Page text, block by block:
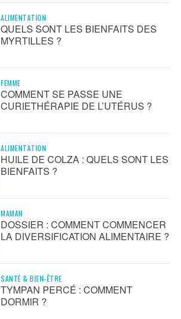
ALIMENTATION
QUELS SONT LES BIENFAITS DES
MYRTILLES ?
FEMME
COMMENT SE PASSE UNE
CURIETHÉRAPIE DE L’UTÉRUS ?
ALIMENTATION
HUILE DE COLZA : QUELS SONT LES
BIENFAITS ?
MAMAN
DOSSIER : COMMENT COMMENCER
LA DIVERSIFICATION ALIMENTAIRE ?
SANTÉ & BIEN-ÊTRE
TYMPAN PERCÉ : COMMENT
DORMIR ?